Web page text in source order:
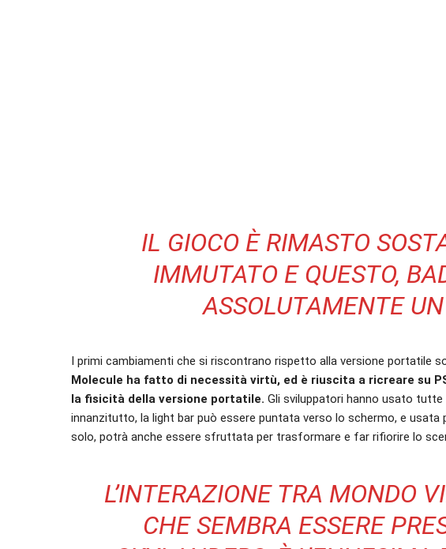
IL GIOCO È RIMASTO
IMMUTATO E QUESTO,
ASSOLUTAMENTE UN
I primi cambiamenti che si riscontrano rispetto alla versione portatile
Molecule ha fatto di necessità virtù, ed è riuscita a ricreare su
la fisicità della versione portatile. Gli sviluppatori hanno usato tutte
innanzitutto, la light bar può essere puntata verso lo schermo, e usata
solo, potrà anche essere sfruttata per trasformare e far rifiorire lo
L’INTERAZIONE TRA MONDO
CHE SEMBRA ESSERE